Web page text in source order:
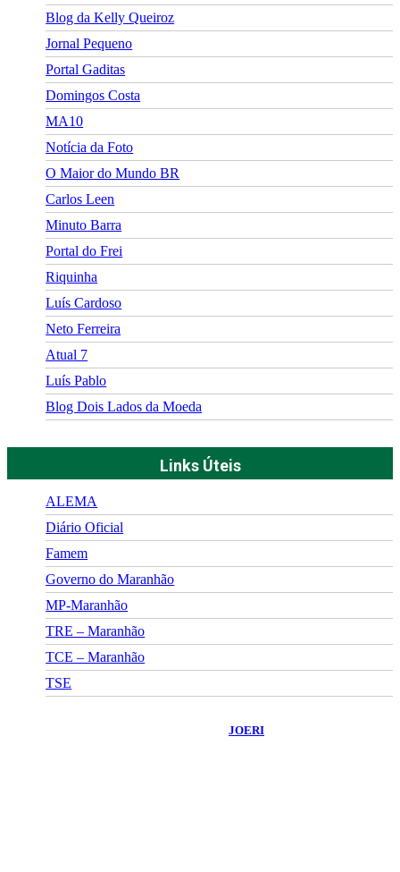
Blog da Kelly Queiroz
Jornal Pequeno
Portal Gaditas
Domingos Costa
MA10
Notícia da Foto
O Maior do Mundo BR
Carlos Leen
Minuto Barra
Portal do Frei
Riquinha
Luís Cardoso
Neto Ferreira
Atual 7
Luís Pablo
Blog Dois Lados da Moeda
Links Úteis
ALEMA
Diário Oficial
Famem
Governo do Maranhão
MP-Maranhão
TRE – Maranhão
TCE – Maranhão
TSE
JOERI